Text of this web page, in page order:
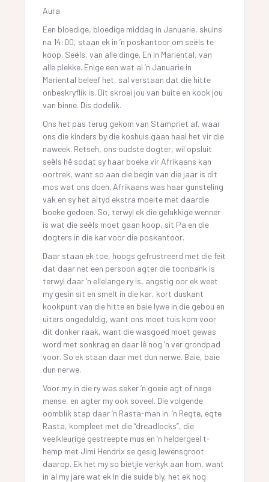
Aura
Een bloedige, bloedige middag in Januarie, skuins
na 14:00, staan ek in ’n poskantoor om seëls te
koop. Seëls, van alle dinge. En in Mariental, van
alle plekke. Enige een wat al ’n Januarie in
Mariental beleef het, sal verstaan dat die hitte
onbeskryflik is. Dit skroei jou van buite en kook jou
van binne. Dis dodelik.
Ons het pas terug gekom van Stampriet af, waar
ons die kinders by die koshuis gaan haal het vir die
naweek. Retseh, ons oudste dogter, wil opsluit
seëls hê sodat sy haar boeke vir Afrikaans kan
oortrek, want so aan die begin van die jaar is dit
mos wat ons doen. Afrikaans was haar gunsteling
vak en sy het altyd ekstra moeite met daardie
boeke gedoen. So, terwyl ek die gelukkige wenner
is wat die seëls moet gaan koop, sit Pa en die
dogters in die kar voor die poskantoor.
Daar staan ek toe, hoogs gefrustreerd met die feit
dat daar net een persoon agter die toonbank is
terwyl daar ’n ellelange ry is, angstig oor ek weet
my gesin sit en smelt in die kar, kort duskant
kookpunt van die hitte en baie lywe in die gebou en
uiters ongeduldig, want ons moet tuis kom voor
dit donker raak, want die wasgoed moet gewas
word met sonkrag en daar lê nog ’n ver grondpad
voor. So ek staan daar met dun nerwe. Baie, baie
dun nerwe.
Voor my in die ry was seker ’n goeie agt of nege
mense, en agter my ook soveel. Die volgende
oomblik stap daar ’n Rasta-man in. ’n Regte, egte
Rasta, kompleet met die “dreadlocks”, die
veelkleurige gestreepte mus en ’n heldergeel t-
hemp met Jimi Hendrix se gesig lewensgroot
daarop. Ek het my so bietjie verkyk aan hom, want
in al my jare wat ek in die suide bly, het ek nog